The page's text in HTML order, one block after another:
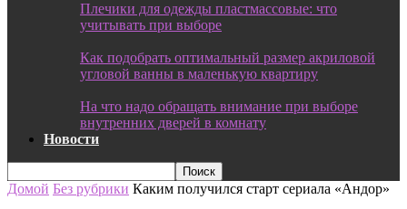
Плечики для одежды пластмассовые: что
учитывать при выборе
Как подобрать оптимальный размер акриловой
угловой ванны в маленькую квартиру
На что надо обращать внимание при выборе
внутренних дверей в комнату
Новости
Домой Без рубрики ​Каким получился старт сериала «Андор»